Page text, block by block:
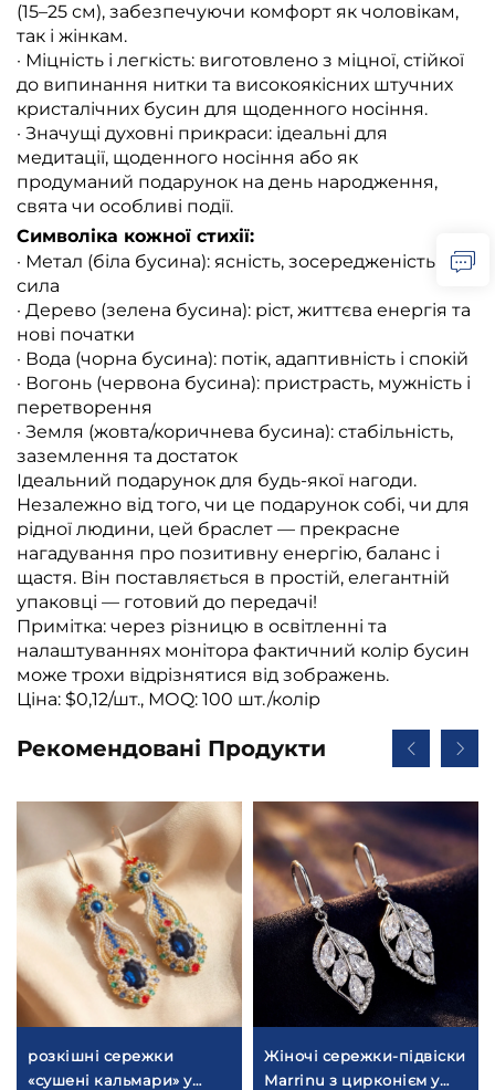
(15–25 см), забезпечуючи комфорт як чоловікам,
так і жінкам.
· Міцність і легкість: виготовлено з міцної, стійкої
до випинання нитки та високоякісних штучних
кристалічних бусин для щоденного носіння.
· Значущі духовні прикраси: ідеальні для
медитації, щоденного носіння або як
продуманий подарунок на день народження,
свята чи особливі події.
Символіка кожної стихії:
· Метал (біла бусина): ясність, зосередженість і
сила
· Дерево (зелена бусина): ріст, життєва енергія та
нові початки
· Вода (чорна бусина): потік, адаптивність і спокій
· Вогонь (червона бусина): пристрасть, мужність і
перетворення
· Земля (жовта/коричнева бусина): стабільність,
заземлення та достаток
Ідеальний подарунок для будь-якої нагоди.
Незалежно від того, чи це подарунок собі, чи для
рідної людини, цей браслет — прекрасне
нагадування про позитивну енергію, баланс і
щастя. Він поставляється в простій, елегантній
упаковці — готовий до передачі!
Примітка: через різницю в освітленні та
налаштуваннях монітора фактичний колір бусин
може трохи відрізнятися від зображень.
Ціна: $0,12/шт., МОQ: 100 шт./колір
Рекомендовані Продукти
розкішні сережки
«сушені кальмари» у
Жіночі сережки-підвіски
Marrinu з цирконієм у